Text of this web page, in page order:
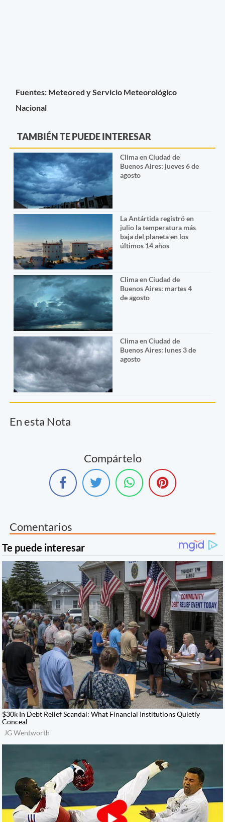
Fuentes: Meteored y Servicio Meteorológico
Nacional
TAMBIÉN TE PUEDE INTERESAR
Clima en Ciudad de
Buenos Aires: jueves 6 de
agosto
La Antártida registró en
julio la temperatura más
baja del planeta en los
últimos 14 años
Clima en Ciudad de
Buenos Aires: martes 4
de agosto
Clima en Ciudad de
Buenos Aires: lunes 3 de
agosto
En esta Nota
Compártelo
Comentarios